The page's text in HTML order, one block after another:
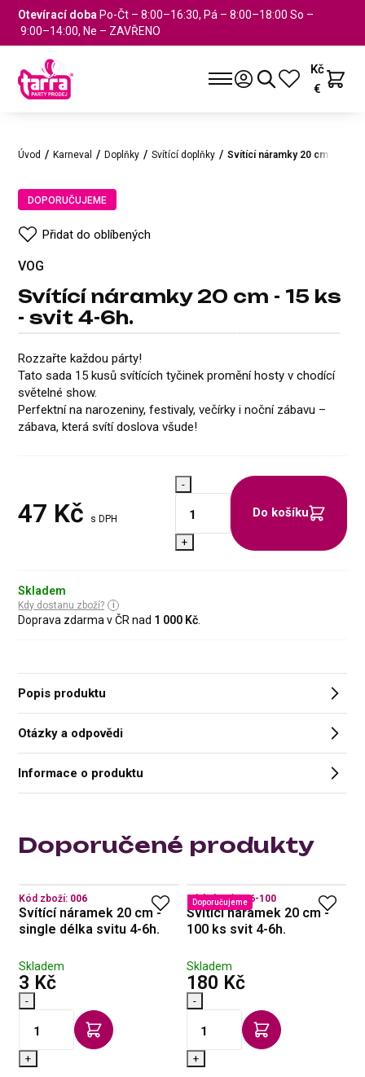
Otevírací doba Po-Čt – 8:00–16:30, Pá – 8:00–18:00 So –
9:00–14:00, Ne – ZAVŘENO
Kč
€
Úvod Karneval Doplňky Svítící doplňky Svítící náramky 20 cm - 15
DOPORUČUJEME
Přidat do oblíbených
VOG
Svítící náramky 20 cm - 15 ks
- svit 4-6h.
Rozzařte každou párty!
Tato sada 15 kusů svítících tyčinek promění hosty v chodící
světelné show.
Perfektní na narozeniny, festivaly, večírky i noční zábavu –
zábava, která svítí doslova všude!
47 Kč s DPH
-
+
Do košíku
Skladem
Kdy dostanu zboží?
Doprava zdarma v ČR nad 1 000 Kč
Popis produktu
Otázky a odpovědi
Informace o produktu
Doporučené produkty
Kód zboží: 006
Svítící náramek 20 cm -
single délka svitu 4-6h.
Skladem
3 Kčs DPH
-
+
Doporučujeme
Kód zboží:006-100
Svítící náramek 20 cm -
100 ks svit 4-6h.
Skladem
180 Kčs DPH
-
+